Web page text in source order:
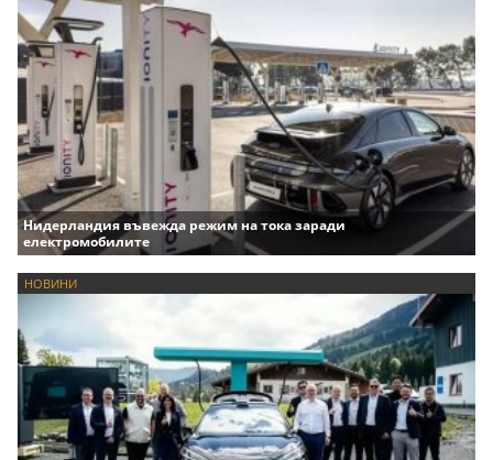
Нидерландия въвежда режим на тока заради
електромобилите
НОВИНИ